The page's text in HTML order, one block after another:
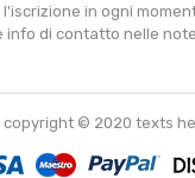
in ogni
info di contatto nelle note
copyright © 2020 texts